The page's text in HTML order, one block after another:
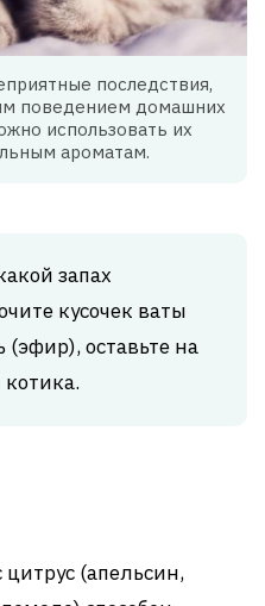
последствия,
поведением домашних
использовать их
ароматам.
запах
кусочек ваты
оставьте на
(апельсин,